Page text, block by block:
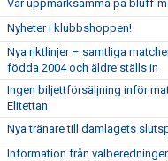
Var uppmärksamma på bluff-
Nyheter i klubbshoppen!
Nya riktlinjer – samtliga
födda 2004 och äldre ställs in
Ingen biljettförsäljning inför
Elitettan
Nya tränare till damlagets
Information från